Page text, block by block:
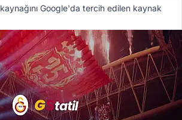
kaynağını Google'da tercih edilen kaynak